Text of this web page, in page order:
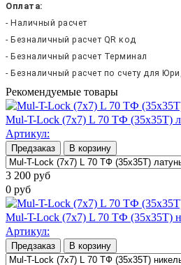
Оплата:
- Наличный расчет
- Безналичный расчет QR код
- Безналичный расчет Терминал
- Безналичный расчет по счету для
Рекомендуемые товары
Mul-T-Lock (7х7) L 70 ТФ (35х35Т)
Артикул:
Предзаказ В корзину
3 200 руб
0 руб
Mul-T-Lock (7х7) L 70 ТФ (35х35T)
Артикул:
Предзаказ В корзину